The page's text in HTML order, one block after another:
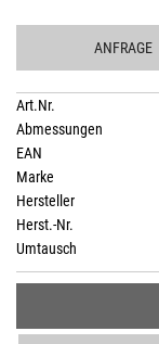
ANFRAGE
Art.Nr.
Abmessungen
EAN
Marke
Hersteller
Herst.-Nr.
Umtausch